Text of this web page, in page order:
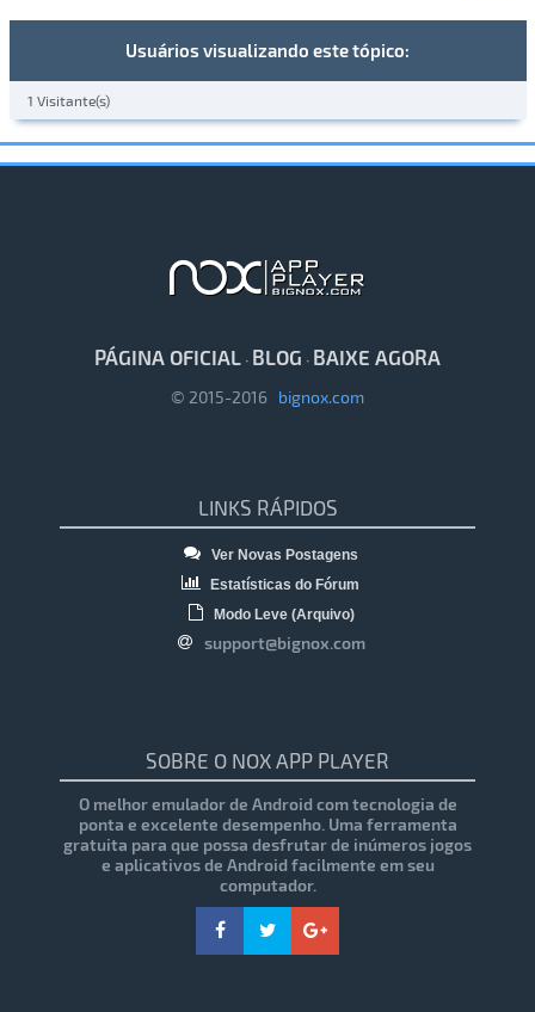
Usuários visualizando este tópico:
1 Visitante(s)
PÁGINA OFICIAL · BLOG · BAIXE AGORA
© 2015-2016 bignox.com
LINKS RÁPIDOS
Ver Novas Postagens
Estatísticas do Fórum
Modo Leve (Arquivo)
support@bignox.com
SOBRE O NOX APP PLAYER
O melhor emulador de Android com tecnologia de
ponta e excelente desempenho. Uma ferramenta
gratuita para que possa desfrutar de inúmeros jogos
e aplicativos de Android facilmente em seu
computador.